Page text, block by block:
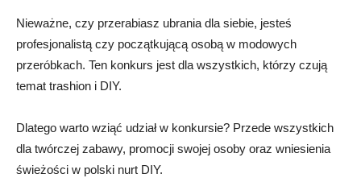
Nieważne, czy przerabiasz ubrania dla siebie, jesteś
profesjonalistą czy początkującą osobą w modowych
przeróbkach. Ten konkurs jest dla wszystkich, którzy czują
temat trashion i DIY.
Dlatego warto wziąć udział w konkursie? Przede wszystkich
dla twórczej zabawy, promocji swojej osoby oraz wniesienia
świeżości w polski nurt DIY.